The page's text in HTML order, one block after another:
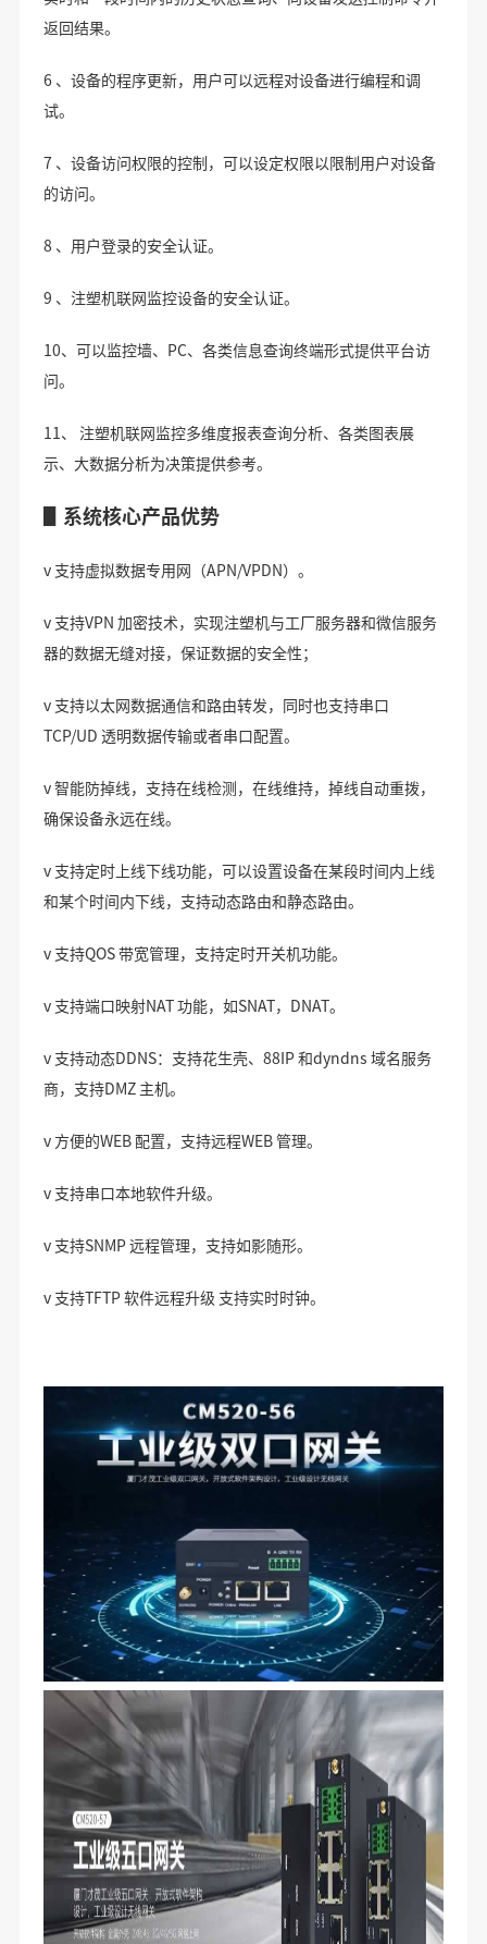
返回结果。
6 、设备的程序更新，用户可以远程对设备进行编程和调
试。
7 、设备访问权限的控制，可以设定权限以限制用户对设备
的访问。
8 、用户登录的安全认证。
9 、注塑机联网监控设备的安全认证。
10、可以监控墙、PC、各类信息查询终端形式提供平台访
问。
11、 注塑机联网监控多维度报表查询分析、各类图表展
示、大数据分析为决策提供参考。
▋系统核心产品优势
v 支持虚拟数据专用网（APN/VPDN）。
v 支持VPN 加密技术，实现注塑机与工厂服务器和微信服务
器的数据无缝对接，保证数据的安全性；
v 支持以太网数据通信和路由转发，同时也支持串口
TCP/UD 透明数据传输或者串口配置。
v 智能防掉线，支持在线检测，在线维持，掉线自动重拨，
确保设备永远在线。
v 支持定时上线下线功能，可以设置设备在某段时间内上线
和某个时间内下线，支持动态路由和静态路由。
v 支持QOS 带宽管理，支持定时开关机功能。
v 支持端口映射NAT 功能，如SNAT，DNAT。
v 支持动态DDNS：支持花生壳、88IP 和dyndns 域名服务
商，支持DMZ 主机。
v 方便的WEB 配置，支持远程WEB 管理。
v 支持串口本地软件升级。
v 支持SNMP 远程管理，支持如影随形。
v 支持TFTP 软件远程升级 支持实时时钟。